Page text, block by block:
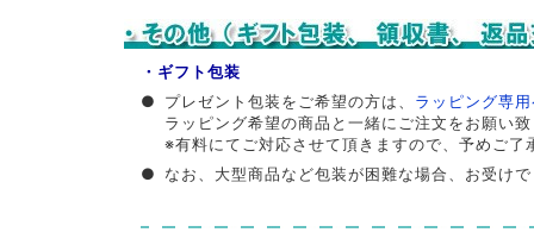
・ギフト包装
●
プレゼント包装をご希望の方は、 ラッピング専
ラッピング希望の商品と一緒にご注文をお願い
※有料にてご対応させて頂きますので、予めご了
●
なお、大型商品など包装が困難な場合、お受け